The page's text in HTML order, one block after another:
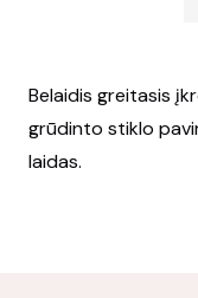
Belaidis greitasis
grūdinto stiklo
laidas.